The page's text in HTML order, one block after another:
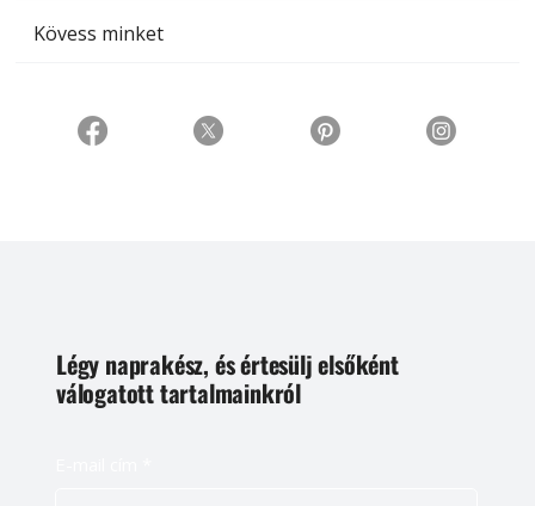
Kövess minket
Légy naprakész, és értesülj elsőként
válogatott tartalmainkról